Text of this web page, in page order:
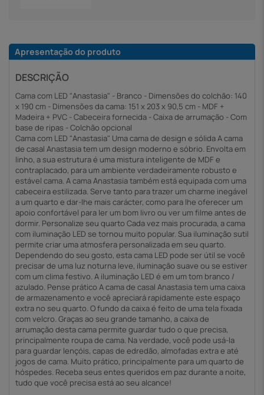
Apresentação do produto
DESCRIÇÃO
Cama com LED "Anastasia" - Branco - Dimensões do colchão: 140
x 190 cm - Dimensões da cama: 151 x 203 x 90,5 cm - MDF +
Madeira + PVC - Cabeceira fornecida - Caixa de arrumação - Com
base de ripas - Colchão opcional
Cama com LED "Anastasia" Uma cama de design e sólida A cama
de casal Anastasia tem um design moderno e sóbrio. Envolta em
linho, a sua estrutura é uma mistura inteligente de MDF e
contraplacado, para um ambiente verdadeiramente robusto e
estável cama. A cama Anastasia também está equipada com uma
cabeceira estilizada. Serve tanto para trazer um charme inegável
a um quarto e dar-lhe mais carácter, como para lhe oferecer um
apoio confortável para ler um bom livro ou ver um filme antes de
dormir. Personalize seu quarto Cada vez mais procurada, a cama
com iluminação LED se tornou muito popular. Sua iluminação sutil
permite criar uma atmosfera personalizada em seu quarto.
Dependendo do seu gosto, esta cama LED pode ser útil se você
precisar de uma luz noturna leve, iluminação suave ou se estiver
com um clima festivo. A iluminação LED é em um tom branco /
azulado. Pense prático A cama de casal Anastasia tem uma caixa
de armazenamento e você apreciará rapidamente este espaço
extra no seu quarto. O fundo da caixa é feito de uma tela fixada
com velcro. Graças ao seu grande tamanho, a caixa de
arrumação desta cama permite guardar tudo o que precisa,
principalmente roupa de cama. Na verdade, você pode usá-la
para guardar lençóis, capas de edredão, almofadas extra e até
jogos de cama. Muito prático, principalmente para um quarto de
hóspedes. Receba seus entes queridos em paz durante a noite,
tudo que você precisa está ao seu alcance!